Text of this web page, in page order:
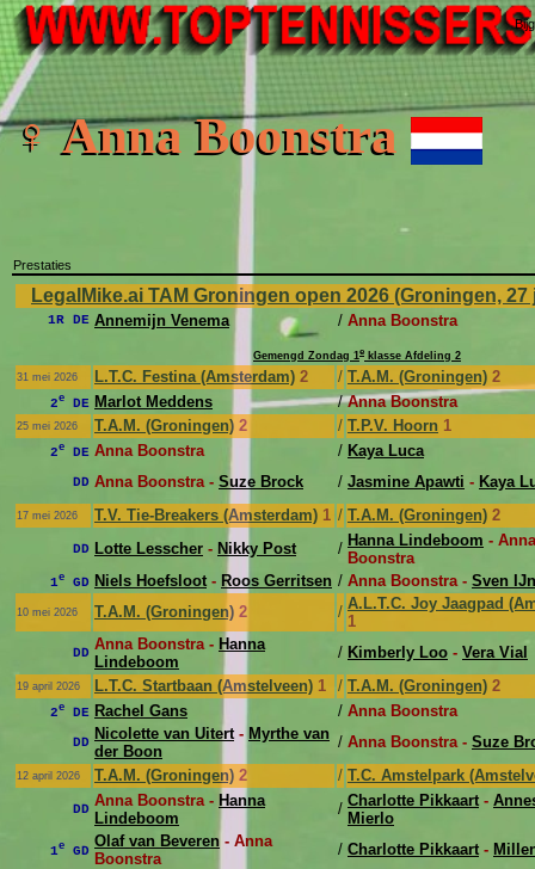
♀ Anna Boonstra
Prestaties
LegalMike.ai TAM Groningen open 2026 (Groningen,
1R DE Annemijn Venema / Anna Boonstra
Gemengd Zondag 1e klasse Afdeling 2
31 mei 2026
L.T.C. Festina (Amsterdam) 2 / T.A.M. (Groningen) 2
2e DE Marlot Meddens / Anna Boonstra
25 mei 2026 T.A.M. (Groningen) 2 / T.P.V. Hoorn 1
2e DE Anna Boonstra / Kaya Luca
DD Anna Boonstra - Suze Brock / Jasmine Apawti - Kaya
17 mei 2026 T.V. Tie-Breakers (Amsterdam) 1 / T.A.M. (Groningen) 2
DD Lotte Lesscher - Nikky Post / Hanna Lindeboom - Anna
Boonstra
1e GD Niels Hoefsloot- Roos Gerritsen / Anna Boonstra - Sven
10 mei 2026 T.A.M. (Groningen) 2 / A.L.T.C. Joy Jaagpad
1
DD Anna Boonstra - Hanna
Lindeboom
/ Kimberly Loo - Vera Vial
19 april 2026 L.T.C. Startbaan (Amstelveen) 1 / T.A.M. (Groningen) 2
2e DE Rachel Gans / Anna Boonstra
DD Nicolette van Uitert- Myrthe van
der Boon
/ Anna Boonstra - Suze
12 april 2026 T.A.M. (Groningen) 2 / T.C. Amstelpark
DD Anna Boonstra - Hanna
Lindeboom
/ Charlotte Pikkaart-
Mierlo
1e GD
Olaf van Beveren - Anna
Boonstra
/ Charlotte Pikkaart-